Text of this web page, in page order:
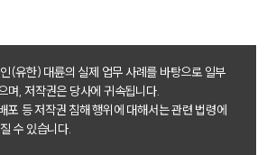
(유한) 대륜의 실제 업무 사례를 바탕으로 일부
며, 저작권은 당사에 귀속됩니다.
포 등 저작권 침해 행위에 대해서는 관련 법령에
수 있습니다.